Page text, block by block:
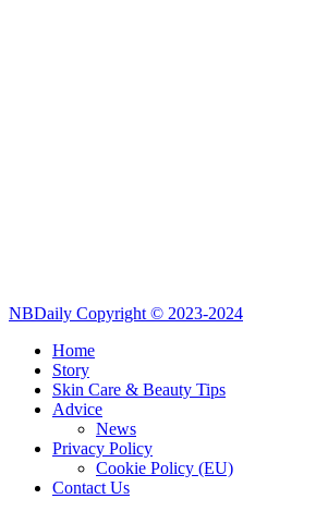
NBDaily Copyright © 2023-2024
Home
Story
Skin Care & Beauty Tips
Advice
News
Privacy Policy
Cookie Policy (EU)
Contact Us